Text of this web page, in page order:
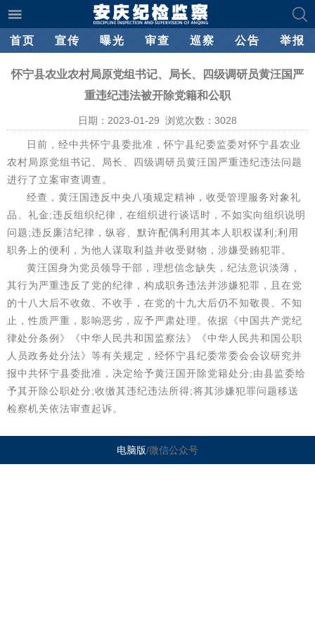
首页 宣传 曝光 审查 巡察 公告 举报
怀宁县农业农村局原党组书记、局长、四级调研员黄汪国严
重违纪违法被开除党籍和公职
日期：2023-01-29 浏览次数： 3028
日前，经中共怀宁县委批准，怀宁县纪委监委对怀宁县农业
农村局原党组书记、局长、四级调研员黄汪国严重违纪违法问题
进行了立案审查调查。
经查，黄汪国违反中央八项规定精神，收受管理服务对象礼
品、礼金;违反组织纪律，在组织进行谈话时，不如实向组织说明
问题;违反廉洁纪律，纵容、默许配偶利用其本人职权谋利;利用
职务上的便利，为他人谋取利益并收受财物，涉嫌受贿犯罪。
黄汪国身为党员领导干部，理想信念缺失，纪法意识淡薄，
其行为严重违反了党的纪律，构成职务违法并涉嫌犯罪，且在党
的十八大后不收敛、不收手，在党的十九大后仍不知敬畏、不知
止，性质严重，影响恶劣，应予严肃处理。依据《中国共产党纪
律处分条例》《中华人民共和国监察法》《中华人民共和国公职
人员政务处分法》等有关规定，经怀宁县纪委常委会会议研究并
报中共怀宁县委批准，决定给予黄汪国开除党籍处分;由县监委给
予其开除公职处分;收缴其违纪违法所得;将其涉嫌犯罪问题移送
检察机关依法审查起诉。
电脑版/微信公众号